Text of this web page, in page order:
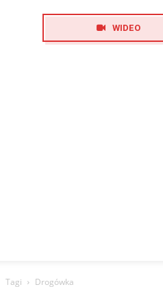
WIDEO
Tagi Drogówka